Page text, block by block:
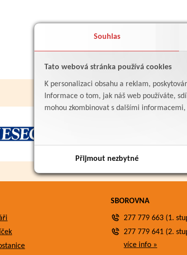
Souhlas
Tato webová stránka používá cookies
K personalizaci obsahu a reklam,
Informace o tom, jak náš web používáte,
mohou zkombinovat s dalšími
Přijmout nezbytné
SBOROVNA
277 779 663 (1.
277 779 641 (2.
více info »